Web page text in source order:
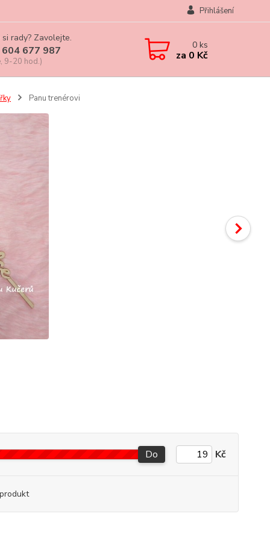
Přihlášení
rady? Zavolejte.
677 987
9-20 hod.)
0ks
za 0 Kč
Panu trenérovi
Do Kč